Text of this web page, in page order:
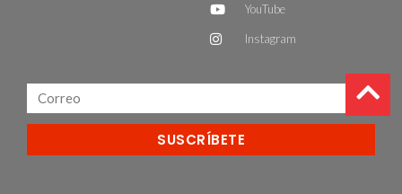
YouTube
Instagram
SUSCRÍBETE